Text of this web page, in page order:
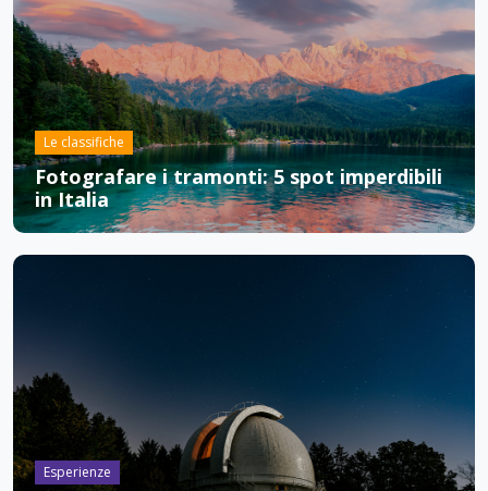
Le classifiche
Fotografare i tramonti: 5 spot imperdibili
in Italia
Esperienze